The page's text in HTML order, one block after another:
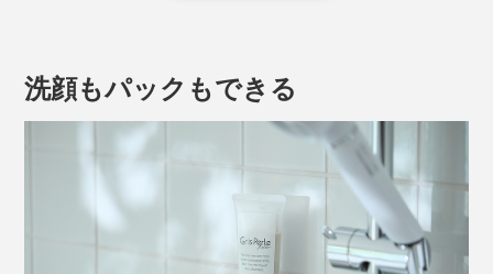
そんな、自然の“美肌素材”であるクレイを濃密泡で包み
洗顔もパックもできる